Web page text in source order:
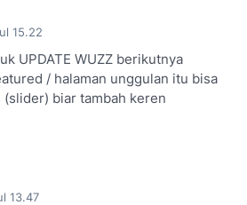
15.22
UPDATE WUZZ berikutnya
/ halaman unggulan itu bisa
biar tambah keren
13.47